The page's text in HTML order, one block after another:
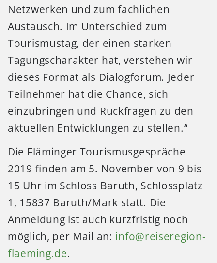
Netzwerken und zum fachlichen
Austausch. Im Unterschied zum
Tourismustag, der einen starken
Tagungscharakter hat, verstehen wir
dieses Format als Dialogforum. Jeder
Teilnehmer hat die Chance, sich
einzubringen und Rückfragen zu den
aktuellen Entwicklungen zu stellen.“
Die Fläminger Tourismusgespräche
2019 finden am 5. November von 9 bis
15 Uhr im Schloss Baruth, Schlossplatz
1, 15837 Baruth/Mark statt. Die
Anmeldung ist auch kurzfristig noch
möglich, per Mail an: info@reiseregion-
flaeming.de.